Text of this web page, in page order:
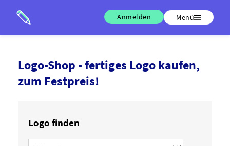
Anmelden Menü
Logo-Shop - fertiges Logo kaufen,
zum Festpreis!
Logo finden